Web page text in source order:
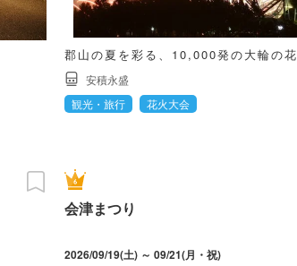
郡山の夏を彩る、10,000発の大輪の花
安積永盛
観光・旅行
花火大会
会津まつり
2026/09/19(土) ～ 09/21(月・祝)